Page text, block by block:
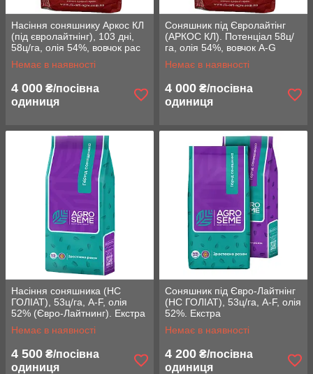
Насіння соняшнику Аркос КЛ
(під євролайтнінг), 103 дні,
58ц/га, олія 54%, вовчок рас
A-G. Стандарт
Немає в наявності
4 000 ₴/посівна
одиниця
Соняшник під Євролайтінг
(АРКОС КЛ). Потенціал 58ц/
га, олія 54%, вовчок A-G
Немає в наявності
4 000 ₴/посівна
одиниця
Насіння соняшника (НС
ГОЛІАТ), 53ц/га, A-F, олія
52% (Євро-Лайтнинг). Екстра
Плюс
Немає в наявності
4 500 ₴/посівна
одиниця
Соняшник під Євро-Лайтнінг
(НС ГОЛІАТ), 53ц/га, A-F, олія
52%. Екстра
Немає в наявності
4 200 ₴/посівна
одиниця